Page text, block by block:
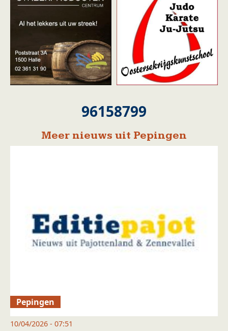
96158799
Meer nieuws uit Pepingen
Pepingen
10/04/2026 - 07:51